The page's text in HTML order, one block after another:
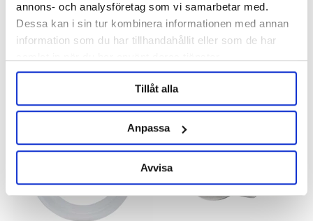
annons- och analysföretag som vi samarbetar med.
Dessa kan i sin tur kombinera informationen med annan
information som du har tillhandahållit eller som de har
Tillåt alla
Anpassa
Avvisa
RELATERADE PRODUKTER